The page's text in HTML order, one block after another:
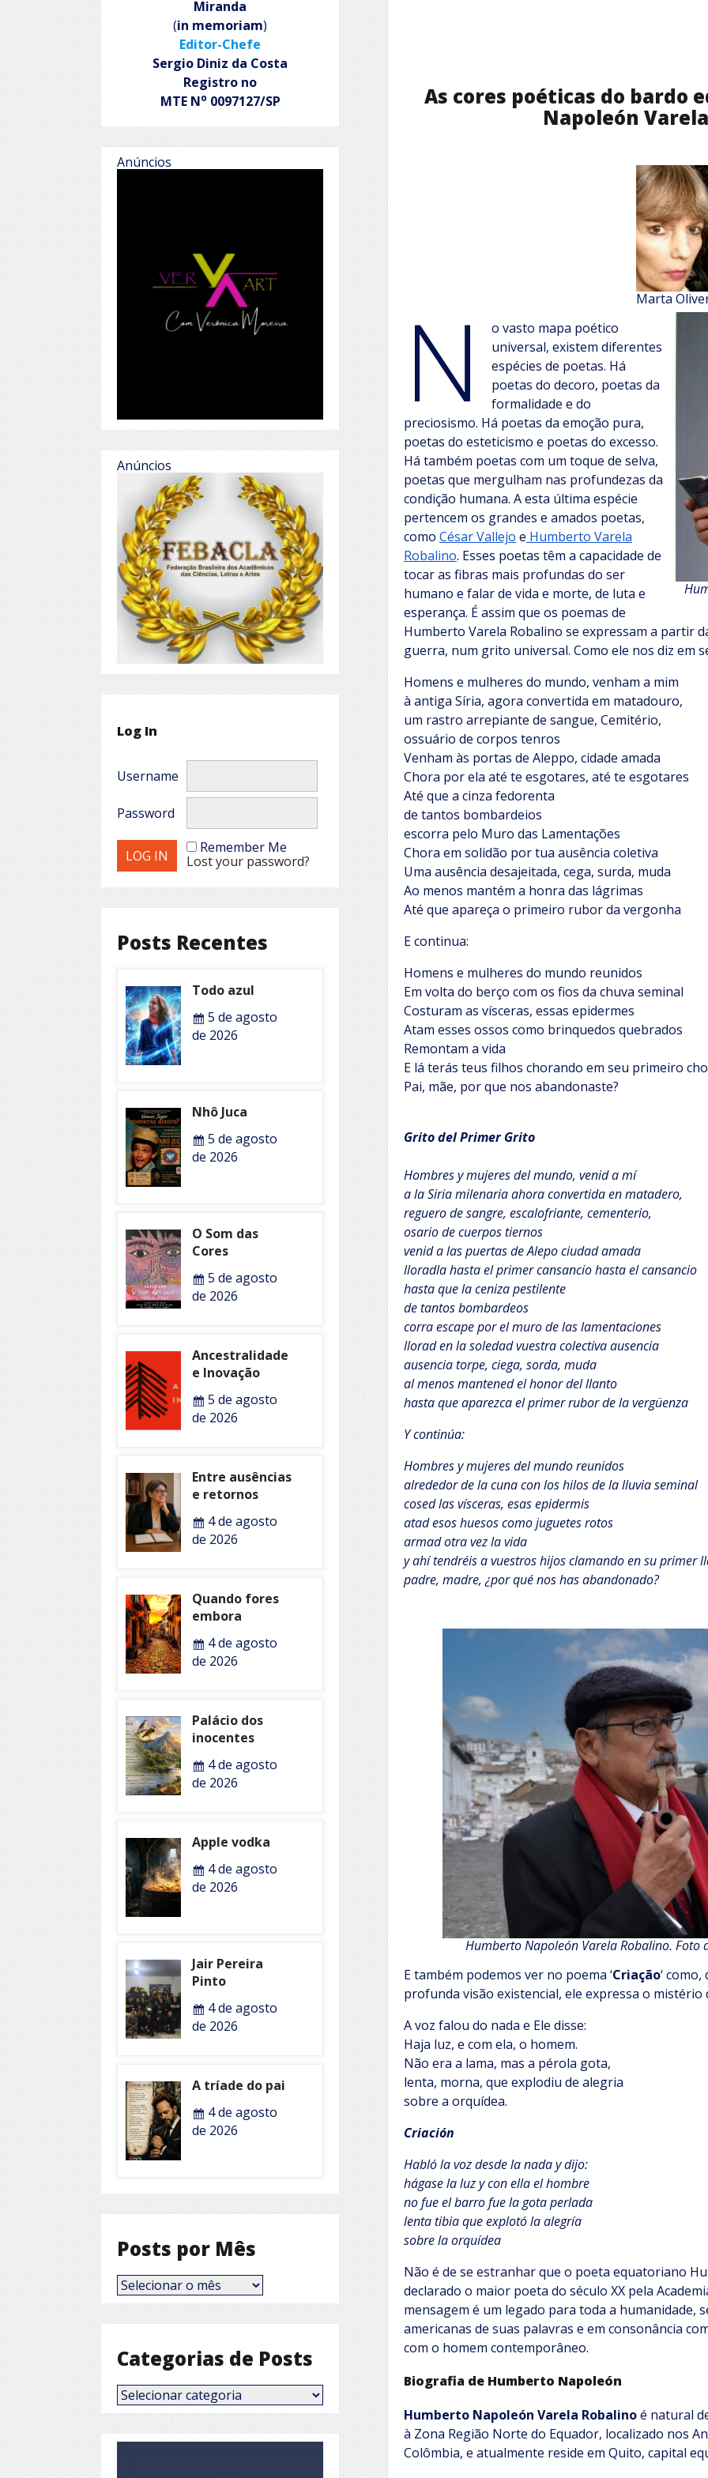
As cores poéticas do bardo
Napoleón
Marta
N
o vasto mapa poético
universal, existem diferentes
espécies de poetas. Há
poetas do decoro, poetas da
formalidade e do
preciosismo. Há poetas da emoção pura,
poetas do esteticismo e poetas do excesso.
Há também poetas com um toque de selva,
poetas que mergulham nas profundezas da
condição humana. A esta última espécie
pertencem os grandes e amados poetas,
como César Vallejo e Humberto Varela
Robalino. Esses poetas têm a capacidade de
tocar as fibras mais profundas do ser
humano e falar de vida e morte, de luta e
esperança. É assim que os poemas de
Humberto Varela Robalino se expressam a partir
guerra, num grito universal. Como ele nos diz em
Homens e mulheres do mundo, venham a mim
à antiga Síria, agora convertida em matadouro,
um rastro arrepiante de sangue, Cemitério,
ossuário de corpos tenros
Venham às portas de Aleppo, cidade amada
Chora por ela até te esgotares, até te esgotares
Até que a cinza fedorenta
de tantos bombardeios
escorra pelo Muro das Lamentações
Chora em solidão por tua ausência coletiva
Uma ausência desajeitada, cega, surda, muda
Ao menos mantém a honra das lágrimas
Até que apareça o primeiro rubor da vergonha
E continua:
Homens e mulheres do mundo reunidos
Em volta do berço com os fios da chuva seminal
Costuram as vísceras, essas epidermes
Atam esses ossos como brinquedos quebrados
Remontam a vida
E lá terás teus filhos chorando em seu primeiro
Pai, mãe, por que nos abandonaste?
Grito del Primer Grito
Hombres y mujeres del mundo, venid a mí
a la Siria milenaria ahora convertida en matadero,
reguero de sangre, escalofriante, cementerio,
osario de cuerpos tiernos
venid a las puertas de Alepo ciudad amada
lloradla hasta el primer cansancio hasta el cansancio
hasta que la ceniza pestilente
de tantos bombardeos
corra escape por el muro de las lamentaciones
llorad en la soledad vuestra colectiva ausencia
ausencia torpe, ciega, sorda, muda
al menos mantened el honor del llanto
hasta que aparezca el primer rubor de la vergüenza
Y continúa:
Hombres y mujeres del mundo reunidos
alrededor de la cuna con los hilos de la lluvia seminal
cosed las vísceras, esas epidermis
atad esos huesos como juguetes rotos
armad otra vez la vida
y ahí tendréis a vuestros hijos clamando en su primer
padre, madre, ¿por qué nos has abandonado?
Humberto Napoleón Varela Robalino. Foto
E também podemos ver no poema ‘Criação‘
profunda visão existencial, ele expressa o mistério
A voz falou do nada e Ele disse:
Haja luz, e com ela, o homem.
Não era a lama, mas a pérola gota,
lenta, morna, que explodiu de alegria
sobre a orquídea.
Criación
Habló la voz desde la nada y dijo:
hágase la luz y con ella el hombre
no fue el barro fue la gota perlada
lenta tibia que explotó la alegría
sobre la orquídea
Não é de se estranhar que o poeta equatoriano
declarado o maior poeta do século XX pela
mensagem é um legado para toda a humanidade,
americanas de suas palavras e em consonância
com o homem contemporâneo.
Biografia de Humberto Napoleón
Humberto Napoleón Varela Robalinoé natural
à Zona Região Norte do Equador, localizado nos
Colômbia, e atualmente reside em Quito, capital
Miranda
(in memoriam)
Editor-Chefe
Sergio Diniz da Costa
Registro no
MTE No 0097127/SP
Anúncios
Anúncios
Log In
Username
Password
Remember Me
Lost your password?
Posts Recentes
Todo azul
5 de agosto
de 2026
Nhô Juca
5 de agosto
de 2026
O Som das
Cores
5 de agosto
de 2026
Ancestralidade
e Inovação
5 de agosto
de 2026
Entre ausências
e retornos
4 de agosto
de 2026
Quando fores
embora
4 de agosto
de 2026
Palácio dos
inocentes
4 de agosto
de 2026
Apple vodka
4 de agosto
de 2026
Jair Pereira
Pinto
4 de agosto
de 2026
A tríade do pai
4 de agosto
de 2026
Posts por Mês
Posts
por
Categorias de Posts
Categorias
de